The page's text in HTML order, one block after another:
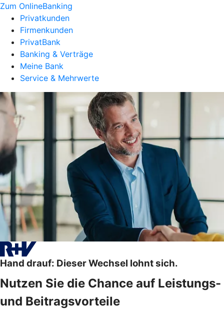
Zum OnlineBanking
Privatkunden
Firmenkunden
PrivatBank
Banking & Verträge
Meine Bank
Service & Mehrwerte
Hand drauf: Dieser Wechsel lohnt sich.
Nutzen Sie die Chance auf Leistungs-
und Beitragsvorteile